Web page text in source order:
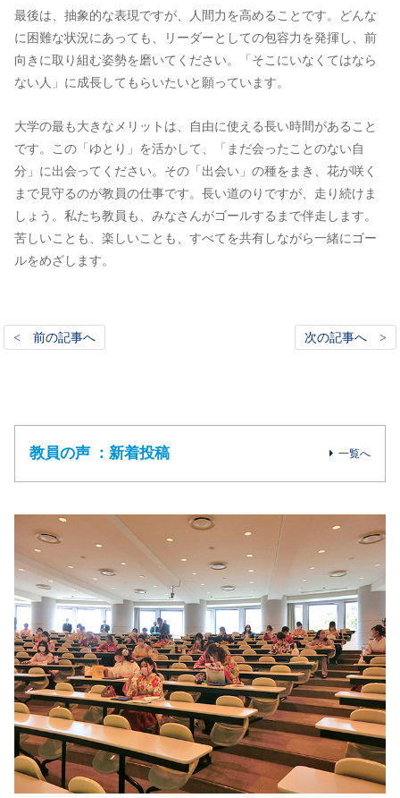
最後は、抽象的な表現ですが、人間力を高めることです。どんな
に困難な状況にあっても、リーダーとしての包容力を発揮し、前
向きに取り組む姿勢を磨いてください。「そこにいなくてはなら
ない人」に成長してもらいたいと願っています。
大学の最も大きなメリットは、自由に使える長い時間があること
です。この「ゆとり」を活かして、「まだ会ったことのない自
分」に出会ってください。その「出会い」の種をまき、花が咲く
まで見守るのが教員の仕事です。長い道のりですが、走り続けま
しょう。私たち教員も、みなさんがゴールするまで伴走します。
苦しいことも、楽しいことも、すべてを共有しながら一緒にゴー
ルをめざします。
< 前の記事へ 次の記事へ >
教員の声 ：新着投稿 一覧へ